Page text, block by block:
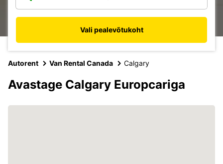
Vali pealevõtukoht
Autorent Van Rental Canada Calgary
Avastage Calgary Europcariga